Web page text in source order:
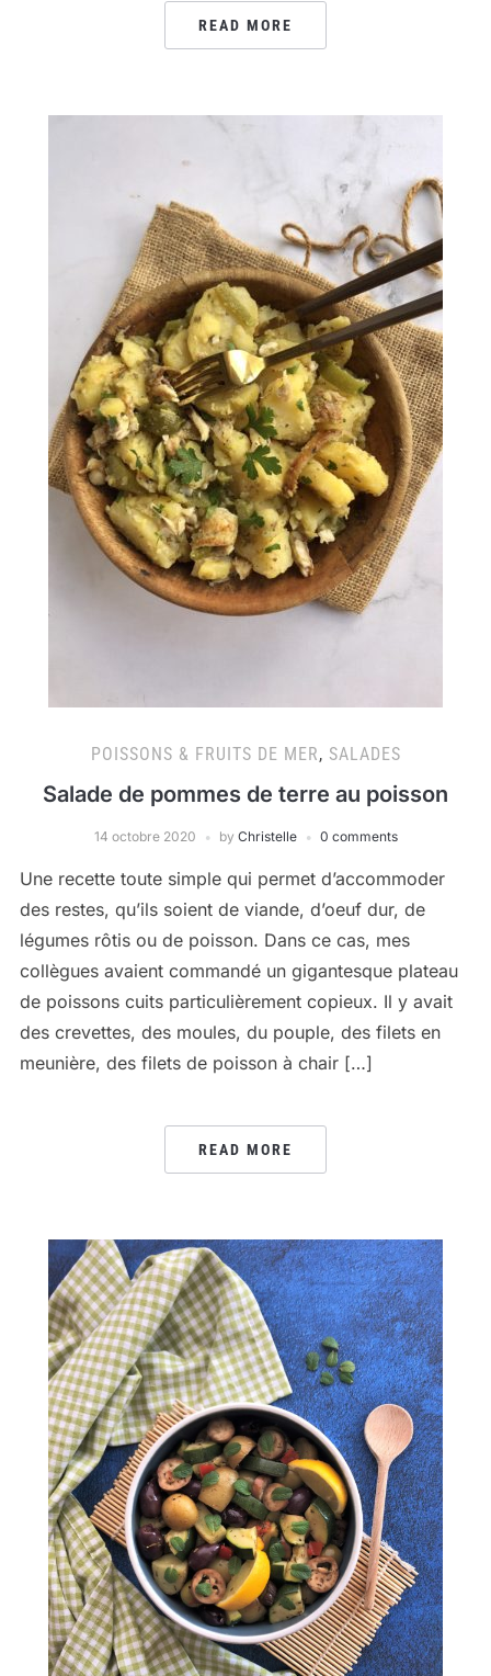
READ MORE
POISSONS & FRUITS DE MER, SALADES
Salade de pommes de terre au poisson
14 octobre 2020 by Christelle 0 comments
Une recette toute simple qui permet d’accommoder
des restes, qu’ils soient de viande, d’oeuf dur, de
légumes rôtis ou de poisson. Dans ce cas, mes
collègues avaient commandé un gigantesque plateau
de poissons cuits particulièrement copieux. Il y avait
des crevettes, des moules, du pouple, des filets en
meunière, des filets de poisson à chair […]
READ MORE